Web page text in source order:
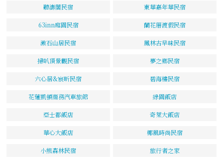
聽濤閣民宿 東華嘉年華民宿
63inn庭園民宿 蘭花厝渡假民宿
漱石山居民宿 鳳林古早味民宿
掃叭頂景觀民宿 夢之鄉民宿
六心居&宸昕民宿 碧海樓民宿
花蓮凱頓商務汽車旅館 綠園飯店
亞士都飯店 奇萊大飯店
華心大飯店 椰風時尚民宿
小熊森林民宿 旅行者之家